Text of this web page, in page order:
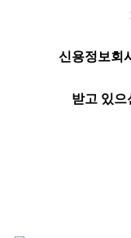
신용정보회
받고 있